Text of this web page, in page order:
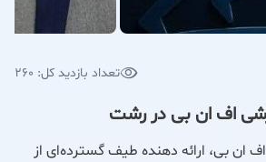
تعداد بازدید کل: 260
اف ان بی در رشت
ان بی، ارائه دهنده طیف گسترده‌ای از